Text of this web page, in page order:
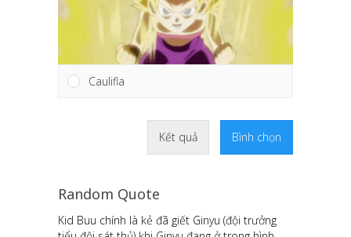
Caulifla
Kết quả Bình chọn
Random Quote
Kid Buu chính là kẻ đã giết Ginyu (đội trưởng